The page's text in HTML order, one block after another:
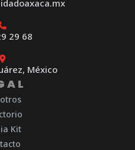
29 68
México
Kit